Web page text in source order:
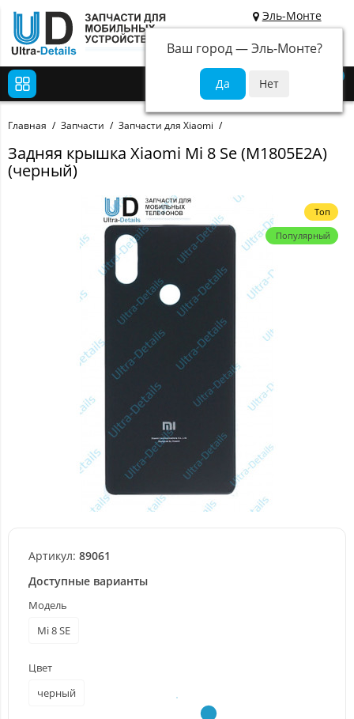
Эль-Монте
Ваш город —Эль-Монте?
Главная Запчасти Запчасти для Xiaomi
Задняя крышка Xiaomi Mi 8 Se (M1805E2A)
(черный)
Топ
Популярный
Артикул: 89061
Доступные варианты
Модель
Mi 8 SE
Цвет
черный